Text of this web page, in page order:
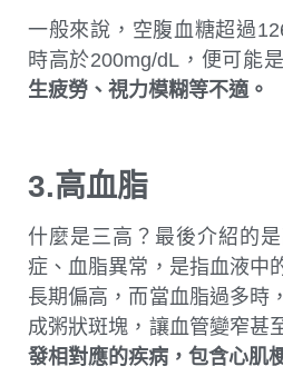
一般來說，空腹血糖超過
時高於200mg/dL，便可能
生疲勞、視力模糊等不適。
3.高血脂
什麼是三高？最後介紹的
症、血脂異常，是指血液中
長期偏高，而當血脂過多時
成粥狀斑塊，讓血管變窄甚
發相對應的疾病，包含心肌